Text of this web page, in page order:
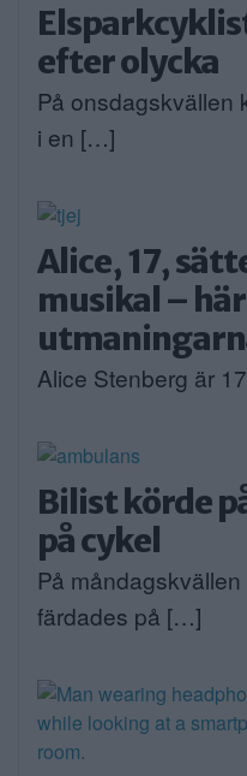
efter olycka
På onsdagskvällen
i en […]
Alice, 17,
musikal –
Alice Stenberg är
Bilist körde
på cykel
På
färdades på […]